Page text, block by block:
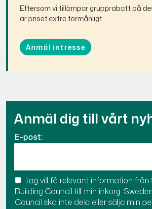
Eftersom vi tillämpar grupprabatt på
är priset extra förmånligt.
Anmäl intresse
Anmäl dig till vårt
E-post:
Jag vill få relevant information från
Building Council till min inkorg.
Council ska inte dela eller sälja min